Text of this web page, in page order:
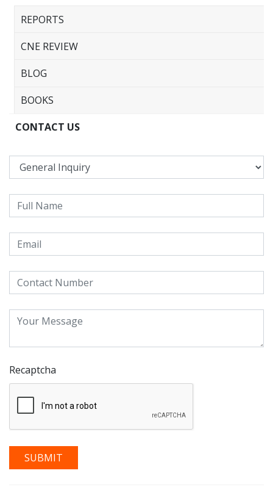
REPORTS
CNE REVIEW
BLOG
BOOKS
CONTACT US
Recaptcha